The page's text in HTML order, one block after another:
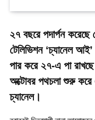
২৭ বছরে পদার্পন করেছে
টেলিভিশন ‘চ্যানেল
পার করে ২৭-এ পা
অক্টোবর পথচলা শুরু করে
চ্যানেল।